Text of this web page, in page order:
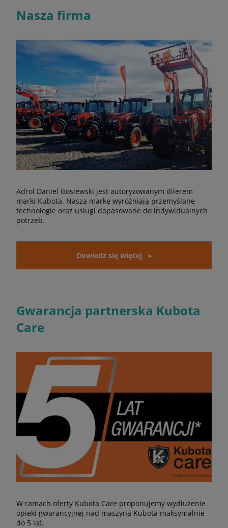
Nasza firma
Adrol Daniel Gosiewski jest autoryzowanym dilerem
marki Kubota. Naszą markę wyróżniają przemyślane
technologie oraz usługi dopasowane do indywidualnych
potrzeb.
Dowiedz się więcej
Gwarancja partnerska Kubota
Care
W ramach oferty Kubota Care proponujemy wydłużenie
opieki gwarancyjnej nad maszyną Kubota maksymalnie
do 5 lat.